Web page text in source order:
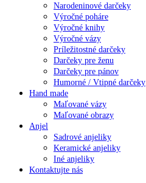
Narodeninové darčeky
Výročné poháre
Výročné knihy
Výročné vázy
Príležitostné darčeky
Darčeky pre ženu
Darčeky pre pánov
Humorné / Vtipné darčeky
Hand made
Maľované vázy
Maľované obrazy
Anjel
Sadrové anjeliky
Keramické anjeliky
Iné anjeliky
Kontaktujte nás